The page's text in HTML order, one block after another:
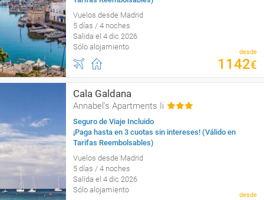
Vuelos desde Madrid
5 días / 4 noches
Salida el 4 dic 2026
Sólo alojamiento
desde
1142€
Cala Galdana
Annabel's Apartments Ii
Seguro de Viaje Incluido
¡Paga hasta en 3 cuotas sin intereses! (Válido en
Tarifas Reembolsables)
Vuelos desde Madrid
5 días / 4 noches
Salida el 4 dic 2026
Sólo alojamiento
desde